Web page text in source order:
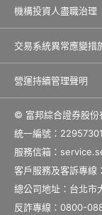
機構投資人盡職治理
交易系統異常應變措
營運持續管理聲明
© 富邦綜合證券股份
統一編號：22957301
服務信箱：
客戶服務及客訴專
總公司地址：台北市
反詐專線：0800-